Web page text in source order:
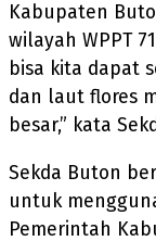
Kabupaten
wilayah WPPT
bisa kita dapat
dan laut flores
besar,” kata
Sekda Buton
untuk
Pemerintah